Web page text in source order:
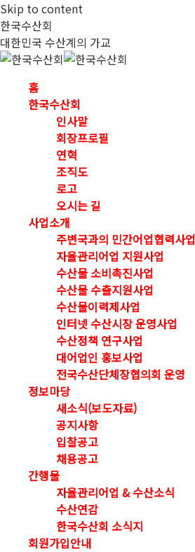
Skip to content
한국수산회
대한민국 수산계의 가교
홈
한국수산회
인사말
회장프로필
연혁
조직도
로고
오시는 길
사업소개
주변국과의 민간어업협력사업
자율관리어업 지원사업
수산물 소비촉진사업
수산물 수출지원사업
수산물이력제사업
인터넷 수산시장 운영사업
수산정책 연구사업
대어업인 홍보사업
전국수산단체장협의회 운영
정보마당
새소식(보도자료)
공지사항
입찰공고
채용공고
간행물
자율관리어업 & 수산소식
수산연감
한국수산회 소식지
회원가입안내